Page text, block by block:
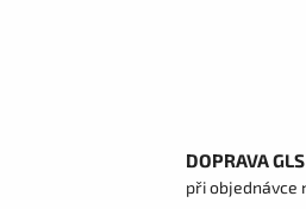
DOPRAVA
při objednávce